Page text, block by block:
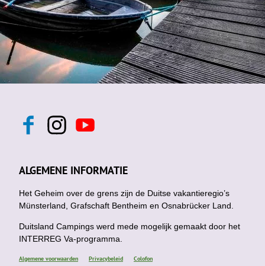
F
b
o
k
I
n
a
g
a
m
Y
o
u
b
ALGEMENE INFORMATIE
Het Geheim over de grens zijn de Duitse vakantieregio’s
Münsterland, Grafschaft Bentheim en Osnabrücker Land.
Duitsland Campings werd mede mogelijk gemaakt door het
INTERREG Va-programma.
Algemene voorwaarden Privacybeleid Colofon